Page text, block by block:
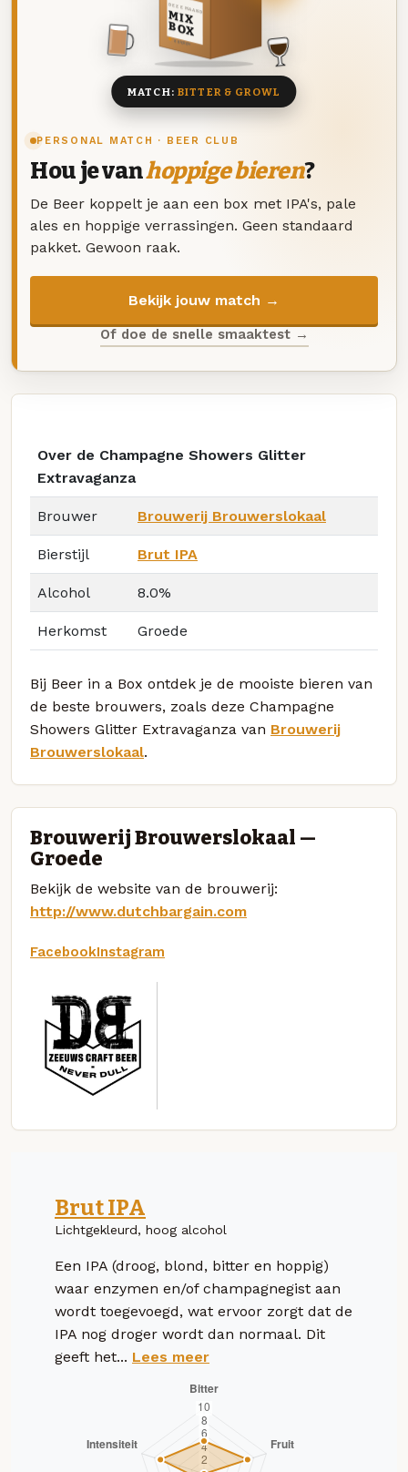
PERSONAL MATCH · BEER CLUB
Hou je vanhoppige bieren?
De Beer koppelt je aan een box met IPA's, pale
ales en hoppige verrassingen. Geen standaard
pakket. Gewoon raak.
Bekijk jouw match →
Of doe de snelle smaaktest →
DEZE MAAND
MIX
BOX
8 BIEREN
MATCH: BITTER & GROWL
Over de Champagne Showers Glitter
Extravaganza
Brouwer Brouwerij Brouwerslokaal
Bierstijl Brut IPA
Alcohol 8.0%
Herkomst Groede
Bij Beer in a Box ontdek je de mooiste bieren van
de beste brouwers, zoals deze Champagne
Showers Glitter Extravaganza van Brouwerij
Brouwerslokaal.
Brouwerij Brouwerslokaal —
Groede
Bekijk de website van de brouwerij:
http://www.dutchbargain.com
FacebookInstagram
Brut IPA
Lichtgekleurd, hoog alcohol
Een IPA (droog, blond, bitter en hoppig)
waar enzymen en/of champagnegist aan
wordt toegevoegd, wat ervoor zorgt dat de
IPA nog droger wordt dan normaal. Dit
geeft het... Lees meer